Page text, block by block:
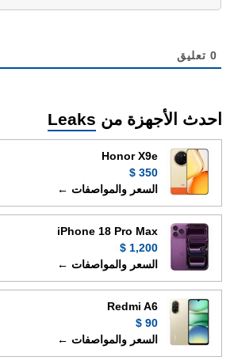
0 تعليق
احدث الأجهزة من Leaks
Honor X9e
350 $
السعر والمواصفات ←
iPhone 18 Pro Max
1,200 $
السعر والمواصفات ←
Redmi A6
90 $
السعر والمواصفات ←